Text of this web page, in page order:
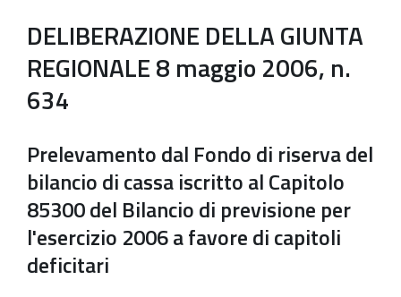
DELIBERAZIONE DELLA GIUNTA
REGIONALE 8 maggio 2006, n.
634
Prelevamento dal Fondo di riserva del
bilancio di cassa iscritto al Capitolo
85300 del Bilancio di previsione per
l'esercizio 2006 a favore di capitoli
deficitari